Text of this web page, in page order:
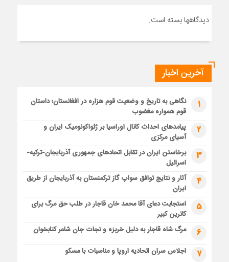
دیدگاهها بسته است.
آخرین اخبار
1
نگاهی به تاریخ و وضعیت قوم هزاره در افغانستان؛ داستان
قوم همواره مغضوب
2
پیامدهای احداث کانال اوراسیا بر ژئواکونومیک ایران و
آسیای مرکزی
3
برخاستن ایران در تقابل اتحادهای جمهوری آذربایجان-ترکیه-
اسرائیل
4
آثار و نتایج توافق سواپ گاز ترکمنستان به آذربایجان از طریق
ایران
5
استجابت دعای آقا محمد خان قاجار در طلب حق مرگ برای
کاترین کبیر
6 مرگ شاه قاجار به دلیل خربزه و نجات جان شاعر کتابخوان
7 اجلاس سران اتحادیه اروپا و مناسبات با مسکو